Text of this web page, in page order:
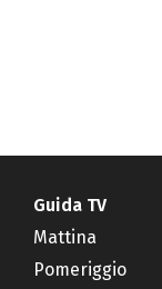
Guida TV
Mattina
Pomeriggio